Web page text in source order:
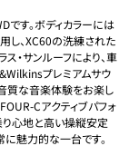
です。ボディカラーには
用し、XC60の洗練された
ス・サンルーフにより、車
プレミアムサウ
質な音楽体験をお楽し
Cアクティブパフォ
り心地と高い操縦安定
魅力的な一台です。